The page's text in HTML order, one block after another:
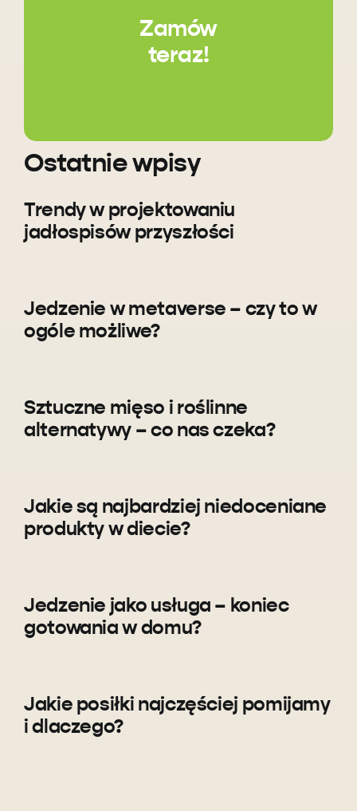
Zamów
teraz!
Ostatnie wpisy
Trendy w projektowaniu
jadłospisów przyszłości
Jedzenie w metaverse – czy to w
ogóle możliwe?
Sztuczne mięso i roślinne
alternatywy – co nas czeka?
Jakie są najbardziej niedoceniane
produkty w diecie?
Jedzenie jako usługa – koniec
gotowania w domu?
Jakie posiłki najczęściej pomijamy
i dlaczego?